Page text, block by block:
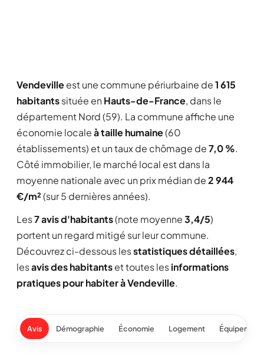
Vendevilleest une commune périurbaine de1 615
habitantssituée en Hauts-de-France, dans le
département Nord (59). La commune affiche une
économie localeà taille humaine(60
établissements) et un taux de chômage de7,0 %.
Côté immobilier, le marché local est dans la
moyenne nationale avec un prix médian de2 944
€/m²(sur 5 dernières années).
Les7 avis d'habitants(note moyenne3,4/5)
portent un regard mitigé sur leur commune.
Découvrez ci-dessous lesstatistiques détaillées,
lesavis des habitantset toutes lesinformations
pratiques pour habiter à Vendeville.
Avis Démographie Économie Logement